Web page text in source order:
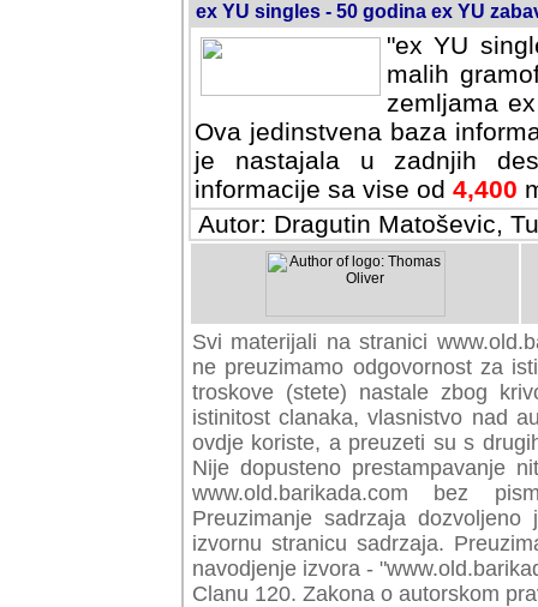
ex YU singles - 50 godina ex YU
"ex YU
malih
zemljama
Ova jedinstvena baza
je nastajala u zadnjih
informacije sa vise od 4,400
Autor: Dragutin Matoševic,
Svi materijali na stranici
preuzimamo odgovornost za
troskove (stete) nastale zbog
istinitost clanaka, vlasnistvo nad
ovdje koriste, a preuzeti su s
Nije dopusteno prestampavanje
www.old.barikada.com bez
Preuzimanje sadrzaja
izvornu stranicu sadrzaja.
navodjenje izvora -
Clanu 120. Zakona o autorskom